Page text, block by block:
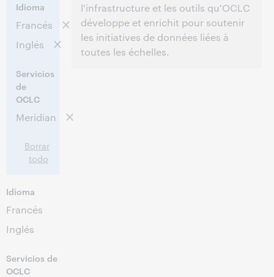
Idioma
Francés
Inglés
Servicios
de
OCLC
Meridian
Borrar
todo
Idioma
Francés
Inglés
Servicios de
OCLC
l'infrastructure et les outils qu'OCLC
développe et enrichit pour soutenir
les initiatives de données liées à
toutes les échelles.